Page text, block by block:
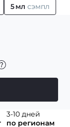
5 мл сэмпл
3-10 дней
по регионам